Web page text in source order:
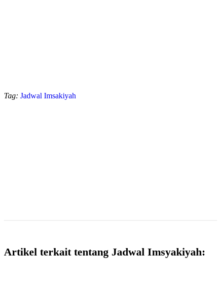
Tag: Jadwal Imsakiyah
Artikel terkait tentang Jadwal Imsyakiyah: